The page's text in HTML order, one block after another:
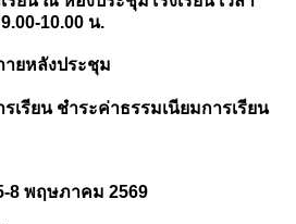
9.00-10.00 น.
ายหลังประชุม
รียน ชำระค่าธรรมเนียมการเรียน
8 พฤษภาคม 2569